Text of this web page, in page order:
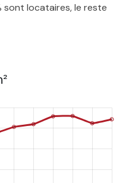
locataires, le reste